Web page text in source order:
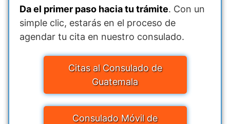
Da el primer paso hacia tu trámite. Con un
simple clic, estarás en el proceso de
agendar tu cita en nuestro consulado.
Citas al Consulado de
Guatemala
Consulado Móvil de